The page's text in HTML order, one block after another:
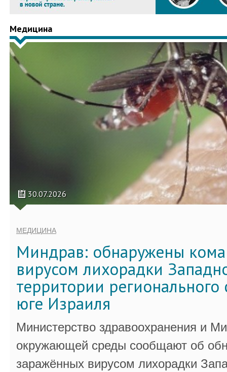
Медицина
30.07.2026
МЕДИЦИНА
Миндрав: обнаружены
вирусом лихорадки
территории регионального
юге Израиля
Министерство здравоохранения и
окружающей среды сообщают об
заражённых вирусом лихорадки